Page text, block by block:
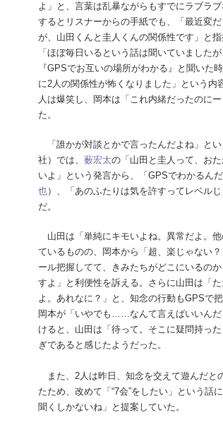
よ」と、言葉は乱暴ながらもすでにラブラブ
するとリスナーからの手紙でも、「最近変
が、山田くんと圭人くんの関係性です」と指
「ほぼ毎日いるという話は聞いていました
『GPSでお互いの場所がわかる』と聞いた
に2人の関係性が怖くなりました」という内
人は爆笑し、岡本は「これ内緒だったのに
た。
「誰かが対談とかで言ったんだよね」と
社）では、 薮宏太の「山田と圭人って、お
いよ」という発言から、「GPSでわかるん
也）、「あのふたりは気を許すってレベル
だ。
山田は「単純にキモいよね。異常だよ。
ているものの、岡本から「超、楽じゃない
ール把握してて、きみたちがどこにいるの
すよ」と利便性を訴える。さらに山田は「
よ。あれなに？」と、知念の行動もGPSで
岡本が「いやでも……なんて言えばいいん
けると、山田は「待って。そこに疑問持っ
ぎであると感じたようだった。
また、2人は昨日、知念を交えて遊んだと
たため、改めて「“7会”をしたい」という話
聞くしかないね」と提案していた。